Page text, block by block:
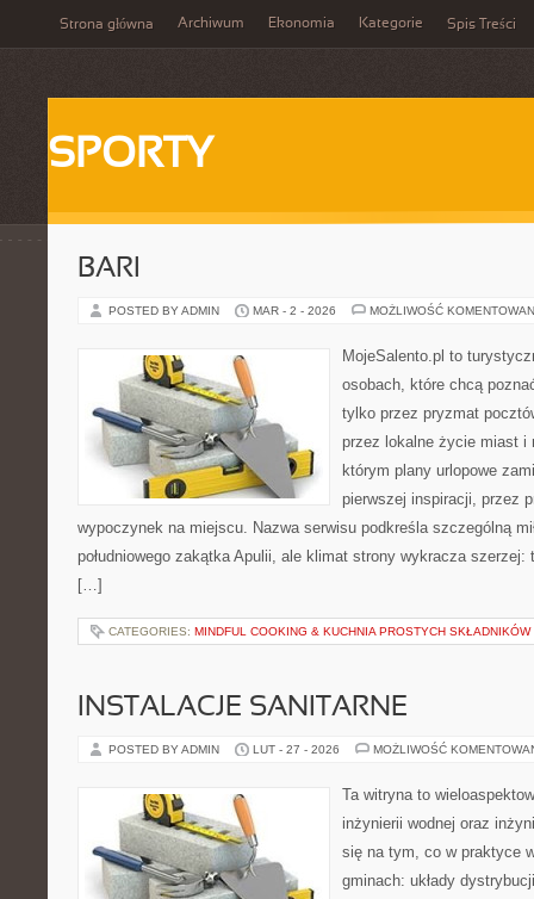
Strona główna Archiwum Ekonomia Kategorie Spis Treści
SPORTY
BARI
POSTED BY ADMIN MAR - 2 - 2026 MOŻLIWOŚĆ
MojeSalento.pl to
osobach, które chcą
tylko przez pryzmat
przez lokalne życie miast i
którym plany urlopowe
pierwszej inspiracji, przez
wypoczynek na miejscu. Nazwa serwisu podkreśla szczególną
południowego zakątka Apulii, ale klimat strony wykracza szerzej:
[…]
CATEGORIES: MINDFUL COOKING & KUCHNIA PROSTYCH SKŁADNIKÓW
INSTALACJE SANITARNE
POSTED BY ADMIN LUT - 27 - 2026 MOŻLIWOŚĆ
Ta witryna to
inżynierii wodnej oraz
się na tym, co w praktyce
gminach: układy